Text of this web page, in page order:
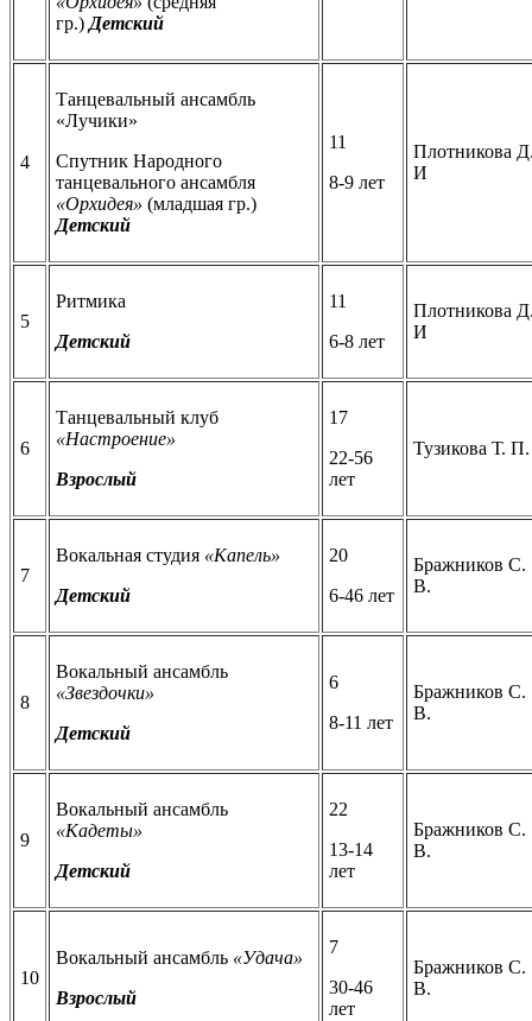
гр.)Детский
4
Танцевальный ансамбль
«Лучики»
Спутник Народного
танцевального ансамбля
«Орхидея» (младшая гр.)
Детский
11
8-9 лет
Плотникова
И
5
Ритмика
Детский
11
6-8 лет
Плотникова
И
6
Танцевальный клуб
«Настроение»
Взрослый
17
22-56
лет
Тузикова Т. П.
7
Вокальная студия «Капель»
Детский
20
6-46 лет
Бражников С.
В.
8
Вокальный ансамбль
«Звездочки»
Детский
6
8-11 лет
Бражников С.
В.
9
Вокальный ансамбль
«Кадеты»
Детский
22
13-14
лет
Бражников С.
В.
10
Вокальный ансамбль «Удача»
Взрослый
7
30-46
лет
Бражников С.
В.